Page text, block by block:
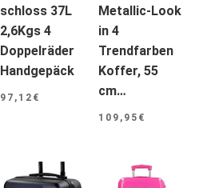
schloss 37L
2,6Kgs 4
Doppelräder
Handgepäck
97,12 €
Metallic-Look
in 4
Trendfarben
Koffer, 55
cm…
109,95 €